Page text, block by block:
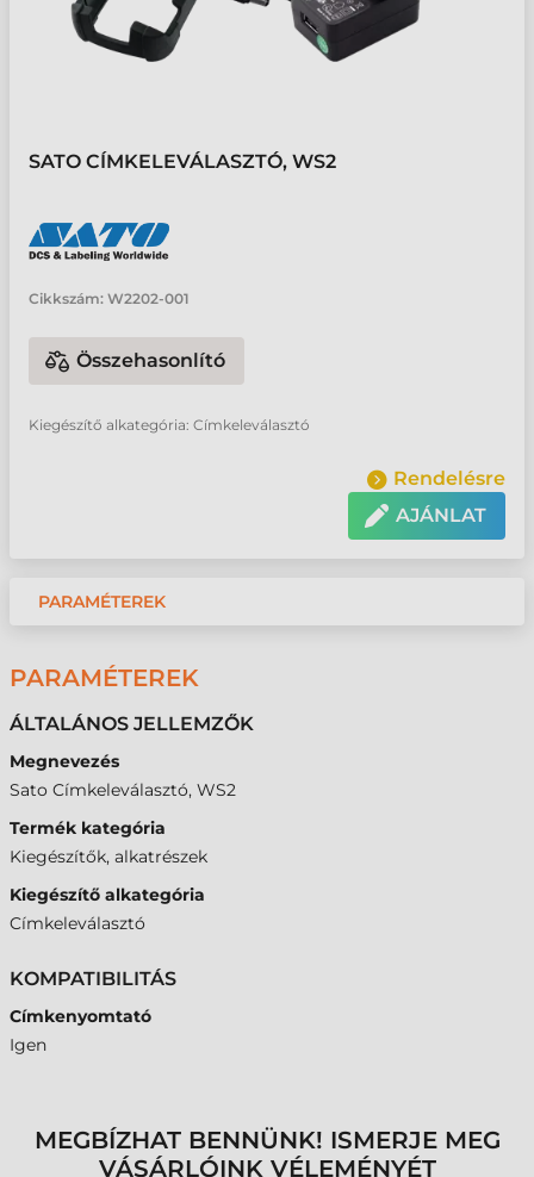
SATO CÍMKELEVÁLASZTÓ, WS2
Cikkszám: W2202-001
Összehasonlító
Kiegészítő alkategória: Címkeleválasztó
Rendelésre
AJÁNLAT
PARAMÉTEREK
PARAMÉTEREK
ÁLTALÁNOS JELLEMZŐK
Megnevezés
Sato Címkeleválasztó, WS2
Termék kategória
Kiegészítők, alkatrészek
Kiegészítő alkategória
Címkeleválasztó
KOMPATIBILITÁS
Címkenyomtató
Igen
MEGBÍZHAT BENNÜNK! ISMERJE MEG
VÁSÁRLÓINK VÉLEMÉNYÉT